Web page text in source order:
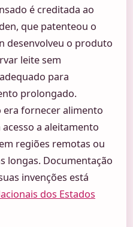
é creditada ao
que patenteou o
desenvolveu o produto
leite sem
para
prolongado.
era fornecer alimento
a aleitamento
regiões remotas ou
longas. Documentação
invenções está
dos Estados